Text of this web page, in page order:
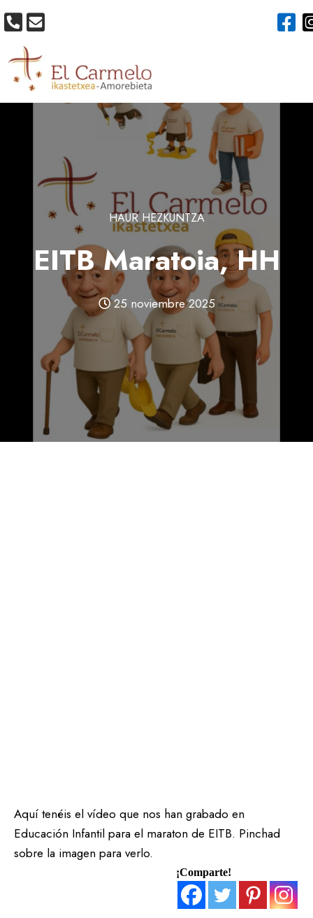
HAUR HEZKUNTZA
EITB Maratoia, HH
25 noviembre 2025
Aquí tenéis el vídeo que nos han grabado en
Educación Infantil para el maraton de EITB. Pinchad
sobre la imagen para verlo.
¡Comparte!